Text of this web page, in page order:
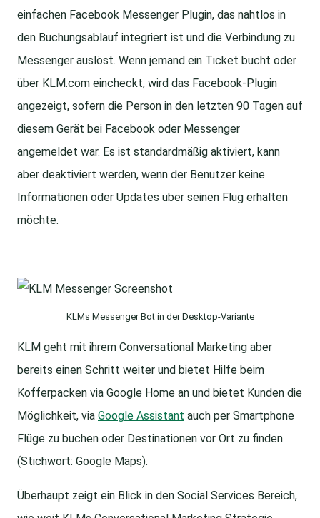
einfachen Facebook Messenger Plugin, das nahtlos in
den Buchungsablauf integriert ist und die Verbindung zu
Messenger auslöst. Wenn jemand ein Ticket bucht oder
über KLM.com eincheckt, wird das Facebook-Plugin
angezeigt, sofern die Person in den letzten 90 Tagen auf
diesem Gerät bei Facebook oder Messenger
angemeldet war. Es ist standardmäßig aktiviert, kann
aber deaktiviert werden, wenn der Benutzer keine
Informationen oder Updates über seinen Flug erhalten
möchte.
KLMs Messenger Bot in der Desktop-Variante
KLM geht mit ihrem Conversational Marketing aber
bereits einen Schritt weiter und bietet Hilfe beim
Kofferpacken via Google Home an und bietet Kunden die
Möglichkeit, via Google Assistant auch per Smartphone
Flüge zu buchen oder Destinationen vor Ort zu finden
(Stichwort: Google Maps).
Überhaupt zeigt ein Blick in den Social Services Bereich,